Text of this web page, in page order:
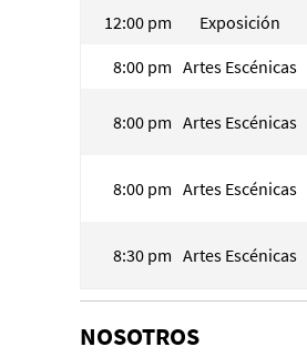
12:00 pm
Exposición
8:00 pm Artes Escénicas
8:00 pm Artes Escénicas
8:00 pm Artes Escénicas
8:30 pm Artes Escénicas
NOSOTROS